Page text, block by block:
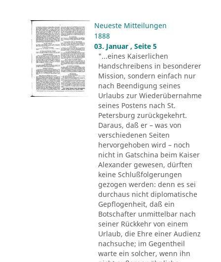
Neueste Mitteilungen
1888
03. Januar , Seite 5
"...eines Kaiserlichen
Handschreibens in besonderer
Mission, sondern einfach nur
nach Beendigung seines
Urlaubs zur Wiederübernahme
seines Postens nach St.
Petersburg zurückgekehrt.
Daraus, daß er – was von
verschiedenen Seiten
hervorgehoben wird – noch
nicht in Gatschina beim Kaiser
Alexander gewesen, dürften
keine Schlußfolgerungen
gezogen werden: denn es sei
durchaus nicht diplomatische
Gepflogenheit, daß ein
Botschafter unmittelbar nach
seiner Rückkehr von einem
Urlaub, die Ehre einer Audienz
nachsuche; im Gegentheil
warte ein solcher, wenn ihn